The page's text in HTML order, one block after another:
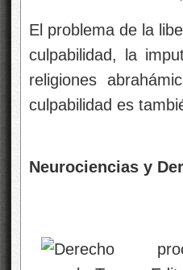
El problema de la
culpabilidad, la
religiones
culpabilidad es
Neurociencias y